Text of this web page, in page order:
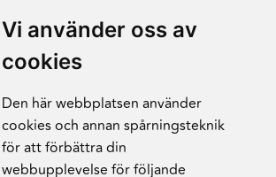
Vi använder oss av
cookies
Den här webbplatsen använder
cookies och annan spårningsteknik
för att förbättra din
webbupplevelse för följande